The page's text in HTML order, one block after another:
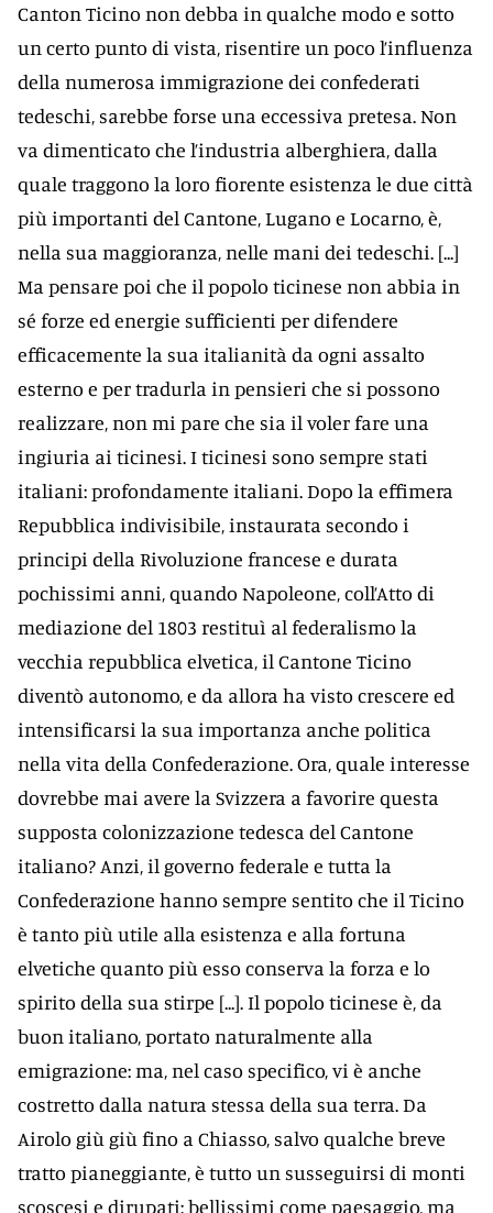
Canton Ticino non debba in qualche modo e sotto
un certo punto di vista, risentire un poco l’influenza
della numerosa immigrazione dei confederati
tedeschi, sarebbe forse una eccessiva pretesa. Non
va dimenticato che l’industria alberghiera, dalla
quale traggono la loro fiorente esistenza le due città
più importanti del Cantone, Lugano e Locarno, è,
nella sua maggioranza, nelle mani dei tedeschi. [...]
Ma pensare poi che il popolo ticinese non abbia in
sé forze ed energie sufficienti per difendere
efficacemente la sua italianità da ogni assalto
esterno e per tradurla in pensieri che si possono
realizzare, non mi pare che sia il voler fare una
ingiuria ai ticinesi. I ticinesi sono sempre stati
italiani: profondamente italiani. Dopo la effimera
Repubblica indivisibile, instaurata secondo i
principi della Rivoluzione francese e durata
pochissimi anni, quando Napoleone, coll’Atto di
mediazione del 1803 restituì al federalismo la
vecchia repubblica elvetica, il Cantone Ticino
diventò autonomo, e da allora ha visto crescere ed
intensificarsi la sua importanza anche politica
nella vita della Confederazione. Ora, quale interesse
dovrebbe mai avere la Svizzera a favorire questa
supposta colonizzazione tedesca del Cantone
italiano? Anzi, il governo federale e tutta la
Confederazione hanno sempre sentito che il Ticino
è tanto più utile alla esistenza e alla fortuna
elvetiche quanto più esso conserva la forza e lo
spirito della sua stirpe [...]. Il popolo ticinese è, da
buon italiano, portato naturalmente alla
emigrazione: ma, nel caso specifico, vi è anche
costretto dalla natura stessa della sua terra. Da
Airolo giù giù fino a Chiasso, salvo qualche breve
tratto pianeggiante, è tutto un susseguirsi di monti
scoscesi e dirupati: bellissimi come paesaggio, ma